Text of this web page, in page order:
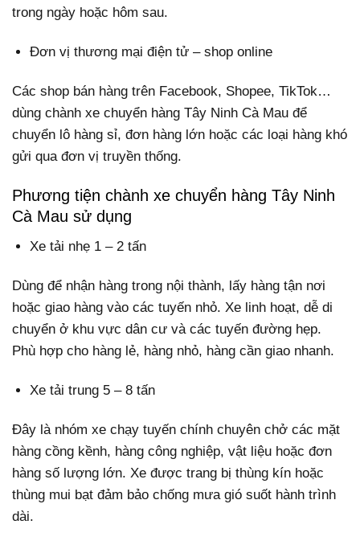
trong ngày hoặc hôm sau.
Đơn vị thương mại điện tử – shop online
Các shop bán hàng trên Facebook, Shopee, TikTok…
dùng chành xe chuyển hàng Tây Ninh Cà Mau để
chuyển lô hàng sỉ, đơn hàng lớn hoặc các loại hàng khó
gửi qua đơn vị truyền thống.
Phương tiện chành xe chuyển hàng Tây Ninh
Cà Mau sử dụng
Xe tải nhẹ 1 – 2 tấn
Dùng để nhận hàng trong nội thành, lấy hàng tận nơi
hoặc giao hàng vào các tuyến nhỏ. Xe linh hoạt, dễ di
chuyển ở khu vực dân cư và các tuyến đường hẹp.
Phù hợp cho hàng lẻ, hàng nhỏ, hàng cần giao nhanh.
Xe tải trung 5 – 8 tấn
Đây là nhóm xe chạy tuyến chính chuyên chở các mặt
hàng cồng kềnh, hàng công nghiệp, vật liệu hoặc đơn
hàng số lượng lớn. Xe được trang bị thùng kín hoặc
thùng mui bạt đảm bảo chống mưa gió suốt hành trình
dài.